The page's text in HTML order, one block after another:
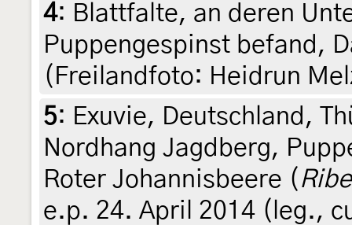
4: Blattfalte, an deren
Puppengespinst befand,
(Freilandfoto: Heidrun
5: Exuvie, Deutschland,
Nordhang Jagdberg,
Roter Johannisbeere (
e.p. 24. April 2014 (leg.,